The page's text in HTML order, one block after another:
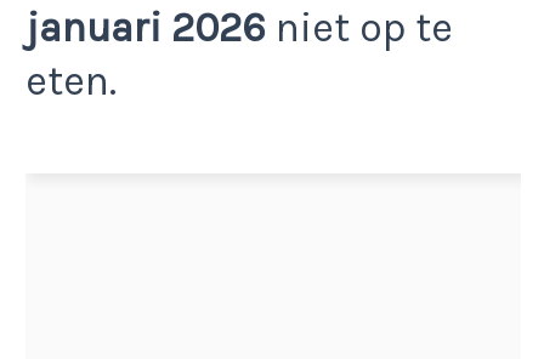
januari 2026 niet op te
eten.